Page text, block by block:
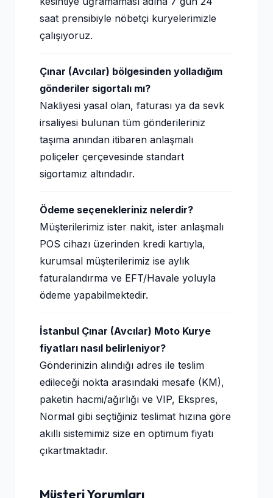
saat prensibiyle nöbetçi kuryelerimizle
çalışıyoruz.
Çınar (Avcılar) bölgesinden yolladığım
gönderiler sigortalı mı?
Nakliyesi yasal olan, faturası ya da sevk
irsaliyesi bulunan tüm gönderileriniz
taşıma anından itibaren anlaşmalı
poliçeler çerçevesinde standart
sigortamız altındadır.
Ödeme seçenekleriniz nelerdir?
Müşterilerimiz ister nakit, ister anlaşmalı
POS cihazı üzerinden kredi kartıyla,
kurumsal müşterilerimiz ise aylık
faturalandırma ve EFT/Havale yoluyla
ödeme yapabilmektedir.
İstanbul Çınar (Avcılar) Moto Kurye
fiyatları nasıl belirleniyor?
Gönderinizin alındığı adres ile teslim
edileceği nokta arasındaki mesafe (KM),
paketin hacmi/ağırlığı ve VIP, Ekspres,
Normal gibi seçtiğiniz teslimat hızına göre
akıllı sistemimiz size en optimum fiyatı
çıkartmaktadır.
Müşteri Yorumları